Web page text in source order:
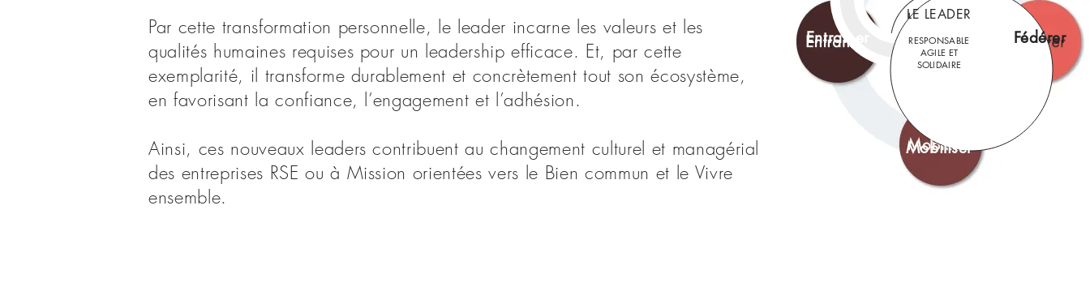
Par cette transformation personnelle, le leader incarne les valeurs et les
qualités humaines requises pour un leadership efficace. Et, par cette
exemplarité, il transforme durablement et concrètement tout son écosystème,
en favorisant la confiance, l’engagement et l’adhésion.
Ainsi, ces nouveaux leaders contribuent au changement culturel et managérial
des entreprises RSE ou à Mission orientées vers le Bien commun et le Vivre
ensemble.
Fédérer
Mobiliser
Entrainer
LE LEADER
RESPONSABLE
AGILE ET
SOLIDAIRE